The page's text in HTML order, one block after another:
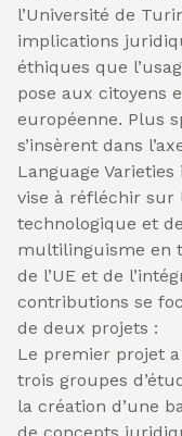
l’Université de
implications
éthiques que
pose aux citoyens
européenne. Plus
s’insèrent dans
Language
vise à réfléchir sur
technologique et
multilinguisme en
de l’UE et de
contributions se
de deux projets :
Le premier projet
trois groupes
la création d’une